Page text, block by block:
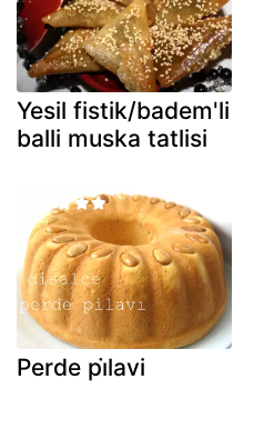
Yesil fistik/badem'li
balli muska tatlisi
Perde pi̇lavi